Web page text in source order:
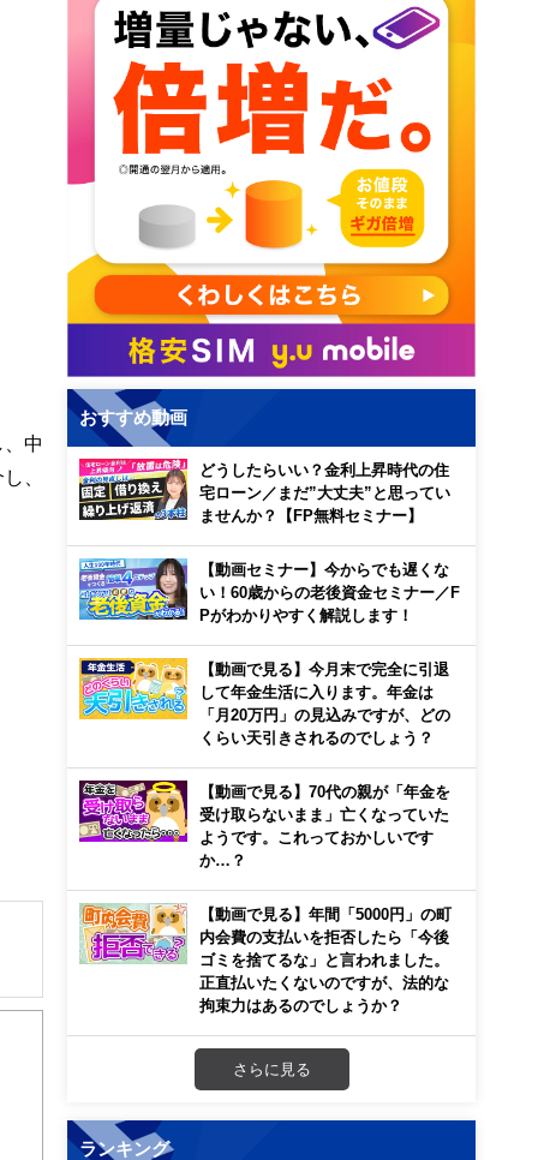
中
、
き
おすすめ動画
どうしたらいい？金利上昇時代の住
宅ローン／まだ”大丈夫”と思ってい
ませんか？【FP無料セミナー】
【動画セミナー】今からでも遅くな
い！60歳からの老後資金セミナー／F
Pがわかりやすく解説します！
【動画で見る】今月末で完全に引退
して年金生活に入ります。年金は
「月20万円」の見込みですが、どの
くらい天引きされるのでしょう？
【動画で見る】70代の親が「年金を
受け取らないまま」亡くなっていた
ようです。これっておかしいです
か…？
【動画で見る】年間「5000円」の町
内会費の支払いを拒否したら「今後
ゴミを捨てるな」と言われました。
正直払いたくないのですが、法的な
拘束力はあるのでしょうか？
さらに見る
ランキング